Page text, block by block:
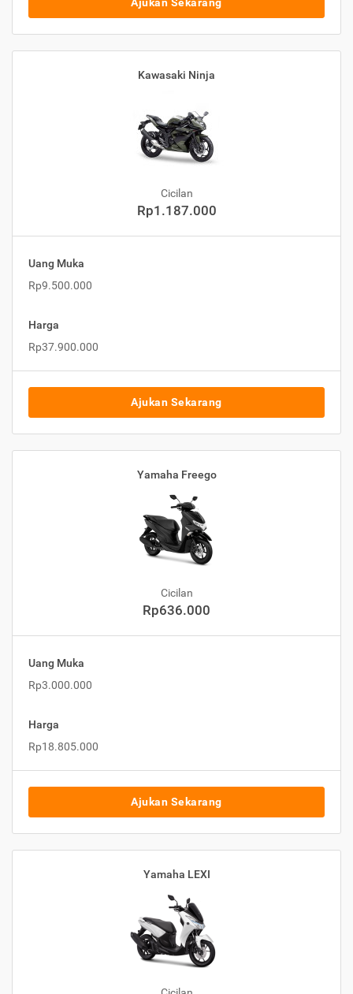
Ajukan Sekarang
Kawasaki Ninja
Cicilan
Rp1.187.000
Uang Muka
Rp9.500.000
Harga
Rp37.900.000
Ajukan Sekarang
Yamaha Freego
Cicilan
Rp636.000
Uang Muka
Rp3.000.000
Harga
Rp18.805.000
Ajukan Sekarang
Yamaha LEXI